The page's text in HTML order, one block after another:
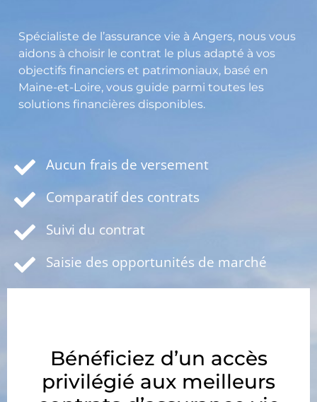
Spécialiste de l’assurance vie à Angers, nous vous
aidons à choisir le contrat le plus adapté à vos
objectifs financiers et patrimoniaux, basé en
Maine-et-Loire, vous guide parmi toutes les
solutions financières disponibles.
Aucun frais de versement
Comparatif des contrats
Suivi du contrat
Saisie des opportunités de marché
Bénéficiez d’un accès
privilégié aux meilleurs